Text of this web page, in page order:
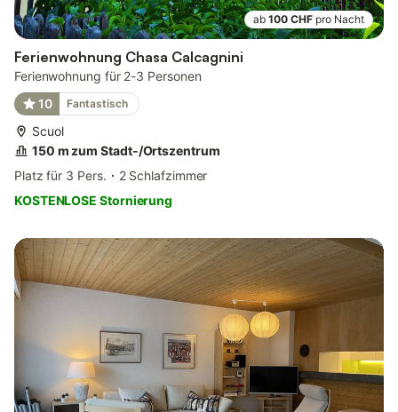
ab 100 CHF pro Nacht
Ferienwohnung Chasa Calcagnini
Ferienwohnung für 2-3 Personen
10
Fantastisch
Scuol
150 m zum Stadt-/Ortszentrum
Platz für 3 Pers.
2 Schlafzimmer
KOSTENLOSE Stornierung